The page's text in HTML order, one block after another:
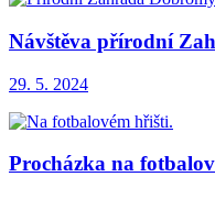
Návštěva přírodní
29. 5. 2024
Procházka na